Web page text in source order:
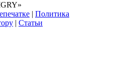
| Политика
| Статьи